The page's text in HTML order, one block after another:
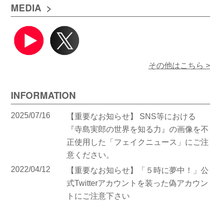
MEDIA
その他はこちら >
INFORMATION
【重要なお知らせ】 SNS等における
『寺島実郎の世界を知る力』の画像を不
正使用した「フェイクニュース」にご注
意ください。
2025/07/16
【重要なお知らせ】「５時に夢中！」公
式Twitterアカウントを装った偽アカウン
トにご注意下さい
2022/04/12